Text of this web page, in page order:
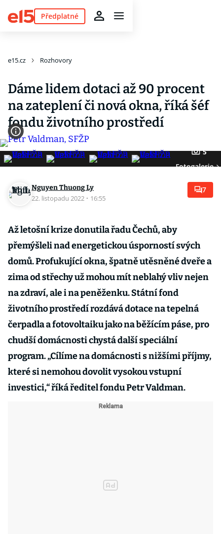
Předplatné
e15.cz Rozhovory
Dáme lidem dotaci až 90 procent
na zateplení či nová okna, říká šéf
fondu životního prostředí
5
Fotogalerie
Nguyen Thuong Ly
22. listopadu 2022 · 16:55
7
Až letošní krize donutila řadu Čechů, aby
přemýšleli nad energetickou úsporností svých
domů. Profukující okna, špatně utěsněné dveře a
zima od střechy už mohou mít neblahý vliv nejen
na zdraví, ale i na peněženku. Státní fond
životního prostředí rozdává dotace na tepelná
čerpadla a fotovoltaiku jako na běžícím páse, pro
chudší domácnosti chystá další speciální
program. „Cílíme na domácnosti s nižšími příjmy,
které si nemohou dovolit vysokou vstupní
investici,“ říká ředitel fondu Petr Valdman.